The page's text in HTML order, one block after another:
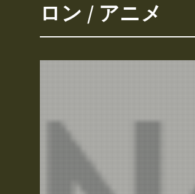
ロン / アニメ